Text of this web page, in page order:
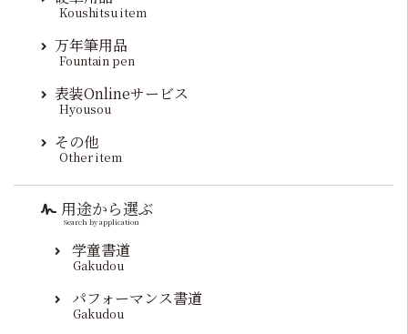
Koushitsu item
万年筆用品
Fountain pen
表装Onlineサービス
Hyousou
その他
Other item
用途から選ぶ
Search by application
学童書道
Gakudou
パフォーマンス書道
Gakudou